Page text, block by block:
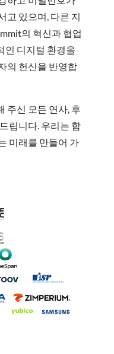
고 있으며, 다른 지
의 혁신과 협업
인 디지털 환경을
의 헌신을 반영합
주신 모든 연사, 후
립니다. 우리는 함
미래를 만들어 가